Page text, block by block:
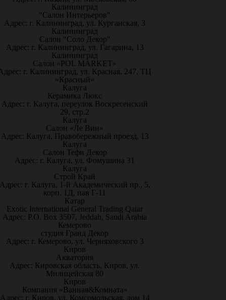
Калининград
"Салон Интерьеров"
Адрес: г. Калининград, ул. Курганская, 3
Калининград
Салон "Соло Декор"
Адрес: г. Калининград, ул. Гагарина, 13
Калининград
Салон «POL MARKET»
г. Калининград, ул. Красная, 247, ТЦ
«Красный»
Калуга
Керамика Люкс
Адрес: г. Калуга, переулок Воскресенский
29, стр.2
Калуга
Салон «Ле Вин»
Адрес: Калуга, Правобережный проезд, 13
Калуга
Салон Тефи Декор
Адрес: г. Калуга, ул. Фомушина 31
Калуга
Строй Край
г. Калуга, 1-й Академический пр., 5,
корп. 1Д, пав Г-11
Катар
Exotic International General Trading Qatar
Адрес: P.O. Box 3507, Jeddah, Saudi Arabia
Кемерово
студия Гранд Декор
Адрес: г. Кемерово, ул. Черняховского 3
Киров
Акватория
Адрес: Кировская область, Киров, ул.
Милицейская 80
Киров
Компания «Ванная&Комната»
Адрес: г. Киров, ул. Комсомольская, дом 14